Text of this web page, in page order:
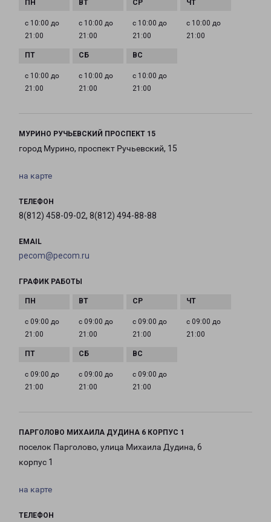
с 10:00 до
21:00
с 10:00 до
21:00
с 10:00 до
21:00
с 10:00 до
21:00
с 10:00 до
21:00
с 10:00 до
21:00
с 10:00 до
21:00
МУРИНО РУЧЬЕВСКИЙ ПРОСПЕКТ 15
город Мурино, проспект Ручьевский, 15
на карте
ТЕЛЕФОН
8(812) 458-09-02, 8(812) 494-88-88
EMAIL
pecom@pecom.ru
ГРАФИК РАБОТЫ
с 09:00 до
21:00
с 09:00 до
21:00
с 09:00 до
21:00
с 09:00 до
21:00
с 09:00 до
21:00
с 09:00 до
21:00
с 09:00 до
21:00
ПАРГОЛОВО МИХАИЛА ДУДИНА 6 КОРПУС 1
поселок Парголово, улица Михаила Дудина, 6
корпус 1
на карте
ТЕЛЕФОН